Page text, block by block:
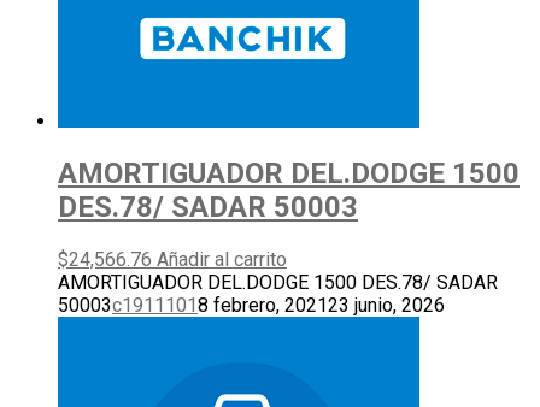
AMORTIGUADOR DEL.DODGE 1500
DES.78/ SADAR 50003
$24,566.76 Añadir al carrito
AMORTIGUADOR DEL.DODGE 1500 DES.78/ SADAR
50003c19111018 febrero, 202123 junio, 2026